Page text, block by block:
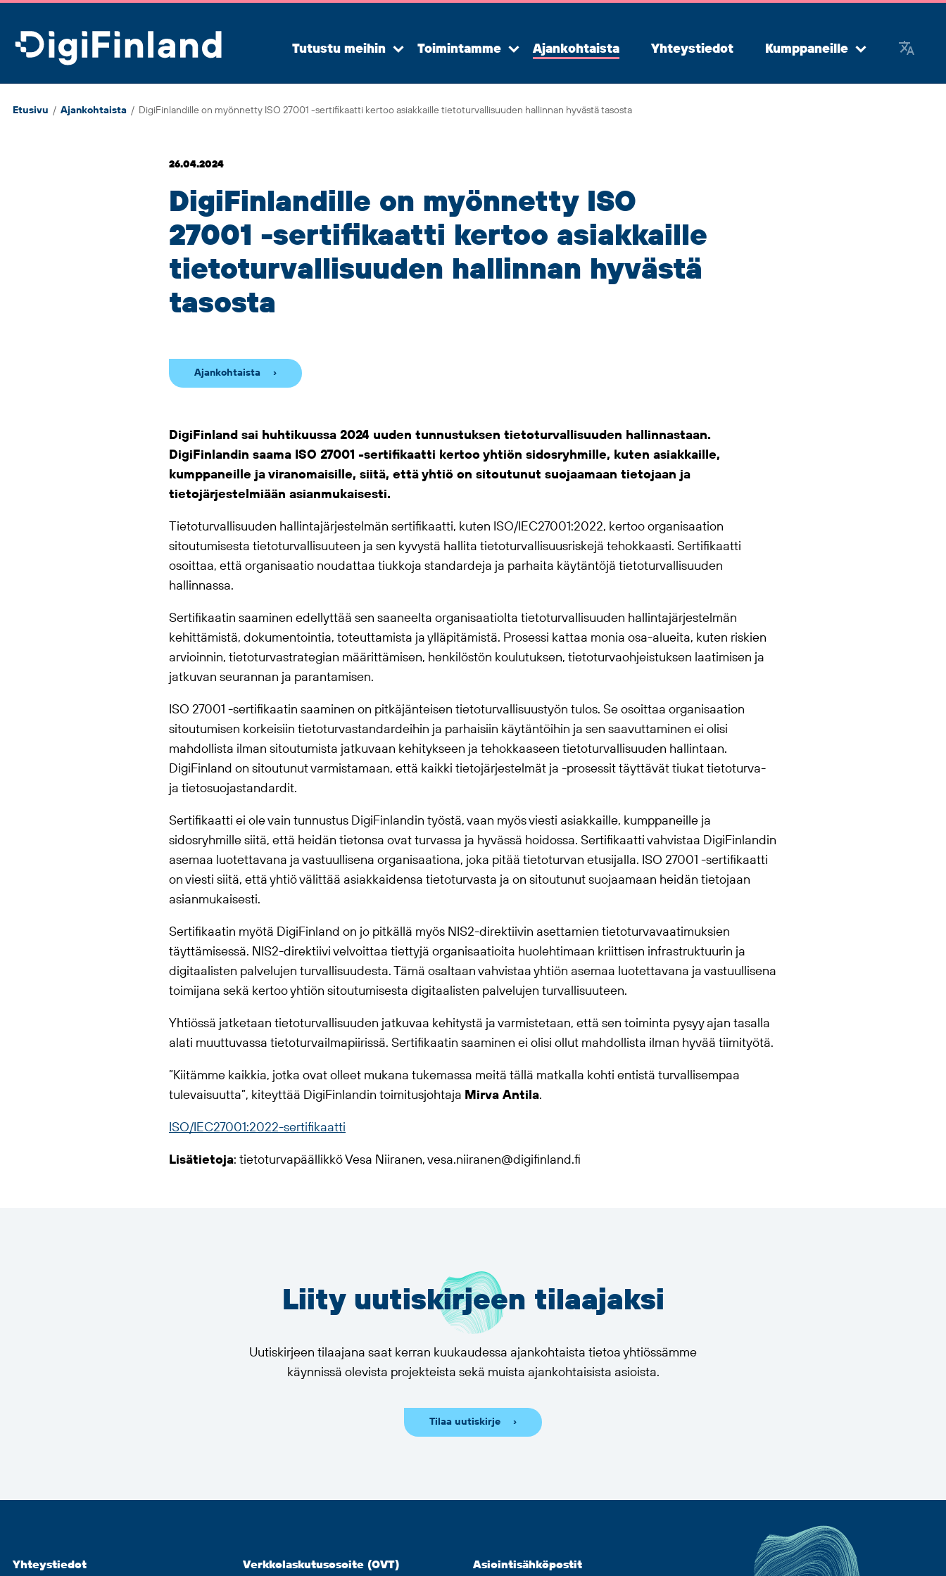
DigiFinland
Tutustu meihin
AvaaToimintamme
AvaaAjankohtaista Yhteystiedot Kumppaneille
Avaa
Etusivu / Ajankohtaista / DigiFinlandille on myönnetty ISO 27001 -sertifikaatti kertoo asiakkaille tietoturvallisuuden hallinnan hyvästä tasosta
26.04.2024
DigiFinlandille on myönnetty ISO
27001 -sertifikaatti kertoo asiakkaille
tietoturvallisuuden hallinnan hyvästä
tasosta
Ajankohtaista
DigiFinland sai huhtikuussa 2024 uuden tunnustuksen tietoturvallisuuden hallinnastaan.
DigiFinlandin saama ISO 27001 -sertifikaatti kertoo yhtiön sidosryhmille, kuten asiakkaille,
kumppaneille ja viranomaisille, siitä, että yhtiö on sitoutunut suojaamaan tietojaan ja
tietojärjestelmiään asianmukaisesti.
Tietoturvallisuuden hallintajärjestelmän sertifikaatti, kuten ISO/IEC27001:2022, kertoo organisaation
sitoutumisesta tietoturvallisuuteen ja sen kyvystä hallita tietoturvallisuusriskejä tehokkaasti. Sertifikaatti
osoittaa, että organisaatio noudattaa tiukkoja standardeja ja parhaita käytäntöjä tietoturvallisuuden
hallinnassa.
Sertifikaatin saaminen edellyttää sen saaneelta organisaatiolta tietoturvallisuuden hallintajärjestelmän
kehittämistä, dokumentointia, toteuttamista ja ylläpitämistä. Prosessi kattaa monia osa-alueita, kuten riskien
arvioinnin, tietoturvastrategian määrittämisen, henkilöstön koulutuksen, tietoturvaohjeistuksen laatimisen ja
jatkuvan seurannan ja parantamisen.
ISO 27001 -sertifikaatin saaminen on pitkäjänteisen tietoturvallisuustyön tulos. Se osoittaa organisaation
sitoutumisen korkeisiin tietoturvastandardeihin ja parhaisiin käytäntöihin ja sen saavuttaminen ei olisi
mahdollista ilman sitoutumista jatkuvaan kehitykseen ja tehokkaaseen tietoturvallisuuden hallintaan.
DigiFinland on sitoutunut varmistamaan, että kaikki tietojärjestelmät ja -prosessit täyttävät tiukat tietoturva-
ja tietosuojastandardit.
Sertifikaatti ei ole vain tunnustus DigiFinlandin työstä, vaan myös viesti asiakkaille, kumppaneille ja
sidosryhmille siitä, että heidän tietonsa ovat turvassa ja hyvässä hoidossa. Sertifikaatti vahvistaa DigiFinlandin
asemaa luotettavana ja vastuullisena organisaationa, joka pitää tietoturvan etusijalla. ISO 27001 -sertifikaatti
on viesti siitä, että yhtiö välittää asiakkaidensa tietoturvasta ja on sitoutunut suojaamaan heidän tietojaan
asianmukaisesti.
Sertifikaatin myötä DigiFinland on jo pitkällä myös NIS2-direktiivin asettamien tietoturvavaatimuksien
täyttämisessä. NIS2-direktiivi velvoittaa tiettyjä organisaatioita huolehtimaan kriittisen infrastruktuurin ja
digitaalisten palvelujen turvallisuudesta. Tämä osaltaan vahvistaa yhtiön asemaa luotettavana ja vastuullisena
toimijana sekä kertoo yhtiön sitoutumisesta digitaalisten palvelujen turvallisuuteen.
Yhtiössä jatketaan tietoturvallisuuden jatkuvaa kehitystä ja varmistetaan, että sen toiminta pysyy ajan tasalla
alati muuttuvassa tietoturvailmapiirissä. Sertifikaatin saaminen ei olisi ollut mahdollista ilman hyvää tiimityötä.
”Kiitämme kaikkia, jotka ovat olleet mukana tukemassa meitä tällä matkalla kohti entistä turvallisempaa
tulevaisuutta”, kiteyttää DigiFinlandin toimitusjohtaja Mirva Antila.
ISO/IEC27001:2022-sertifikaatti
Lisätietoja: tietoturvapäällikkö Vesa Niiranen, vesa.niiranen@digifinland.fi
Liity uutiskirjeen tilaajaksi
Uutiskirjeen tilaajana saat kerran kuukaudessa ajankohtaista tietoa yhtiössämme
käynnissä olevista projekteista sekä muista ajankohtaisista asioista.
Tilaa uutiskirje
Yhteystiedot Verkkolaskutusosoite (OVT) Asiointisähköpostit